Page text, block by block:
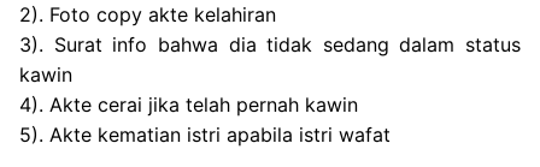
2). Foto copy akte kelahiran
3). Surat info bahwa dia tidak sedang dalam status
kawin
4). Akte cerai jika telah pernah kawin
5). Akte kematian istri apabila istri wafat